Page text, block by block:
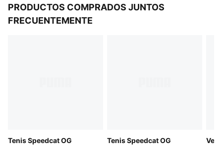
PRODUCTOS COMPRADOS JUNTOS
FRECUENTEMENTE
Tenis Speedcat OG
Tenis Speedcat OG